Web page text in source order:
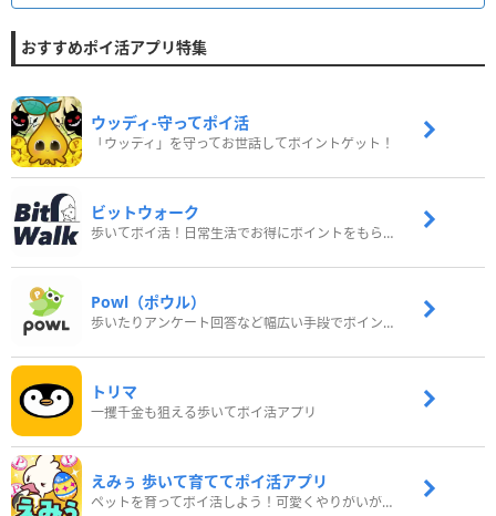
おすすめポイ活アプリ特集
ウッディ‐守ってポイ活
「ウッディ」を守ってお世話してポイントゲット！
ビットウォーク
歩いてポイ活！日常生活でお得にポイントをもらおう
Powl（ポウル）
歩いたりアンケート回答など幅広い手段でポイントをゲット
トリマ
一攫千金も狙える歩いてポイ活アプリ
えみぅ 歩いて育ててポイ活アプリ
ペットを育ってポイ活しよう！可愛くやりがいがある新感覚アプリ